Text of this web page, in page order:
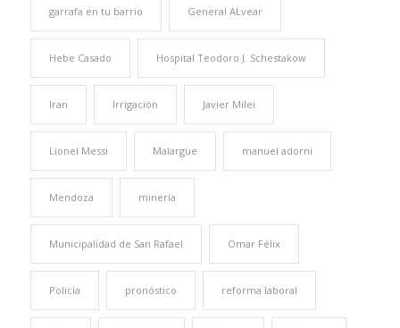
garrafa en tu barrio General ALvear
Hebe Casado Hospital Teodoro J. Schestakow
Iran Irrigación Javier Milei
Lionel Messi Malargüe manuel adorni
Mendoza minería
Municipalidad de San Rafael Omar Félix
Policía pronóstico reforma laboral